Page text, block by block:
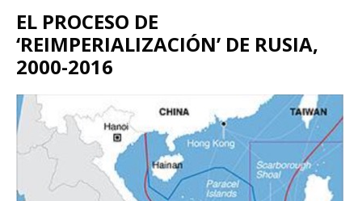
EL PROCESO DE
‘REIMPERIALIZACIÓN’ DE RUSIA,
2000-2016